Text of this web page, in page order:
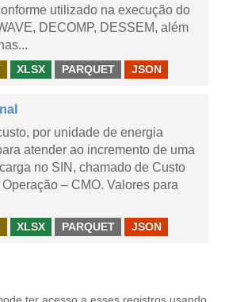
utilizado na execução do
DECOMP, DESSEM, além
XLSX PARQUET JSON
por unidade de energia
atender ao incremento de uma
no SIN, chamado de Custo
– CMO. Valores para
XLSX PARQUET JSON